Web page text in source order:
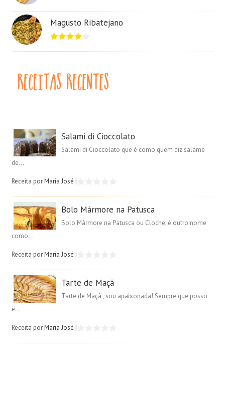
Magusto Ribatejano
Salami di Cioccolato
Salami di Cioccolato que é como quem diz salame
de...
Receita porMaria José |
Bolo Mármore na Patusca
Bolo Mármore na Patusca ou Cloche, é outro nome
como...
Receita porMaria José |
Tarte de Maçã
Tarte de Maçã , sou apaixonada! Sempre que posso
e...
Receita porMaria José |